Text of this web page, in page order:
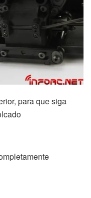
para que siga